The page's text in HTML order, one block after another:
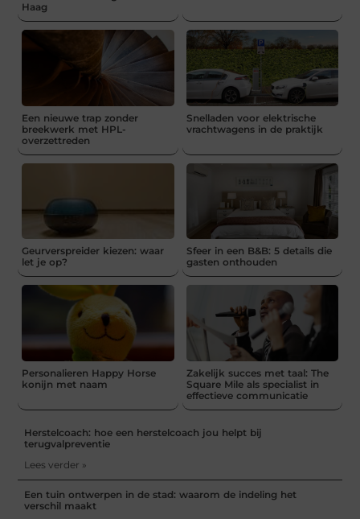
Haag
Een nieuwe trap zonder
breekwerk met HPL-
overzettreden
Snelladen voor elektrische
vrachtwagens in de praktijk
Geurverspreider kiezen: waar
let je op?
Sfeer in een B&B: 5 details die
gasten onthouden
Personalieren Happy Horse
konijn met naam
Zakelijk succes met taal: The
Square Mile als specialist in
effectieve communicatie
Herstelcoach: hoe een herstelcoach jou helpt bij
terugvalpreventie
Lees verder »
Een tuin ontwerpen in de stad: waarom de indeling het
verschil maakt